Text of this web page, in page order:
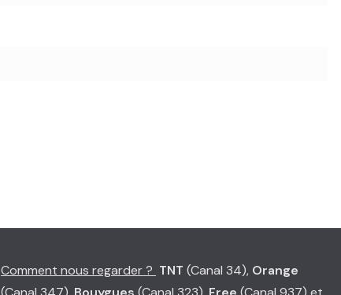
Comment nous regarder ? TNT (Canal 34), Orange